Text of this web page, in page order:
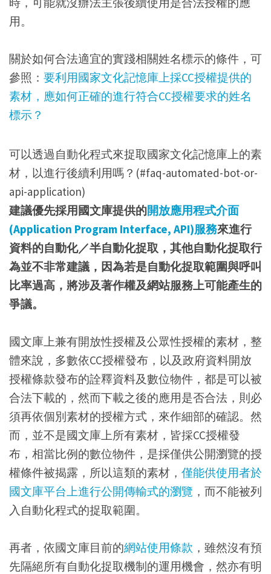
用。
關於如何合法適宜的實踐相關姓名標示的條件，可
參照： 要利用國家文化記憶庫上採CC授權提供的
素材，應如何正確的進行符合CC授權要求的姓名
標示？
可以透過自動化程式來捉取國家文化記憶庫上的素
材，以進行後續利用嗎？(#faq-automated-bot-or-
api-application)
建議優先採用國文庫提供的開放應用程式介面
(Application Program Interface, API)服務來進行
資料的自動化／半自動化捉取，其他自動化捉取行
為並不非常建議，因為若是自動化捉取範圍與呼叫
比率過高，將涉及著作權及網站服務上可能產生的
爭議。
國文庫上兼有開放性授權及公眾性授權的素材，整
體來說，多數依CC授權發布，以及政府資料開放
授權條款發布的詮釋資料及數位物件，都是可以被
合法下載的，然而下載之後的應用是否合法，則必
須再依個別素材的授權方式，來作細部的確認。然
而，並不是國文庫上所有素材，皆採CC授權發
布，相當比例的數位物件，是採僅供公開瀏覽的授
權條件被揭露，所以這類的素材， 僅能供使用者於
國文庫平台上進行公開傳輸式的瀏覽 ，而不能被列
入自動化程式的捉取範圍。
再者，依國文庫目前的網站使用條款 ，雖然沒有預
先隔絕所有自動化捉取機制的運用機會，然亦有明